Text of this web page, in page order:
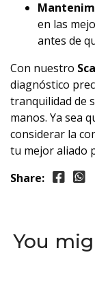
en las
antes de
Con nuestro
diagnóstico
tranquilidad de
manos. Ya sea
considerar la
tu mejor aliado
Share:
You